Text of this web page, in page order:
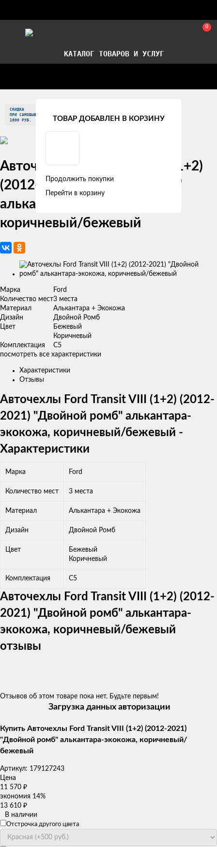
0
КАТАЛОГ ТОВАРОВ И УСЛУГ
Авточехлы Ford Transit VIII (1+2)
(2012-2021) "Двойной ромб"
алькантара-экокожа,
коричневый/бежевый
Изображения
товаров
СКИДКА
ПРИ САМОВЫВОЗЕ
1000 РУБ.
Марка
Ford
Количество мест3 места
Материал
Алькантара + Экокожа
Дизайн
Двойной Ромб
Цвет
Бежевый
Коричневый
Комплектация
C5
посмотреть все характеристики
Характеристики
Отзывы
Авточехлы Ford Transit VIII (1+2) (2012-
2021) "Двойной ромб" алькантара-
экокожа, коричневый/бежевый -
Характеристики
Марка Ford
Количество мест 3 места
Материал Алькантара + Экокожа
Дизайн Двойной Ромб
Цвет
Бежевый
Коричневый
Комплектация C5
Авточехлы Ford Transit VIII (1+2) (2012-
2021) "Двойной ромб" алькантара-
экокожа, коричневый/бежевый
отзывы
Отзывов об этом товаре пока нет. Будьте первым!
Загрузка данных авторизации
Купить Авточехлы Ford Transit VIII (1+2) (2012-2021)
"Двойной ромб" алькантара-экокожа, коричневый/
бежевый
Артикул: 179127243
Цена
11 570 ₽
экономия 14%
13 610 ₽
В наличии
Отстрочка другого цвета
ТОВАР ДОБАВЛЕН В КОРЗИНУ
Продолжить покупки
Перейти в корзину